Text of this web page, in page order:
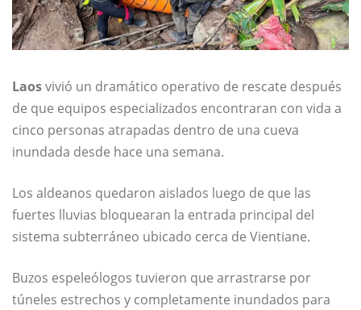
Laosvivió un dramático operativo de rescate después
de que equipos especializados encontraran con vida a
cinco personas atrapadas dentro de una cueva
inundada desde hace una semana.
Los aldeanos quedaron aislados luego de que las
fuertes lluvias bloquearan la entrada principal del
sistema subterráneo ubicado cerca de Vientiane.
Buzos espeleólogos tuvieron que arrastrarse por
túneles estrechos y completamente inundados para